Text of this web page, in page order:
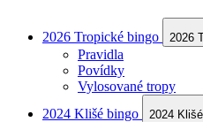
2026 Tropické bingo 2026
Pravidla
Povídky
Vylosované tropy
2024 Klišé bingo
2024